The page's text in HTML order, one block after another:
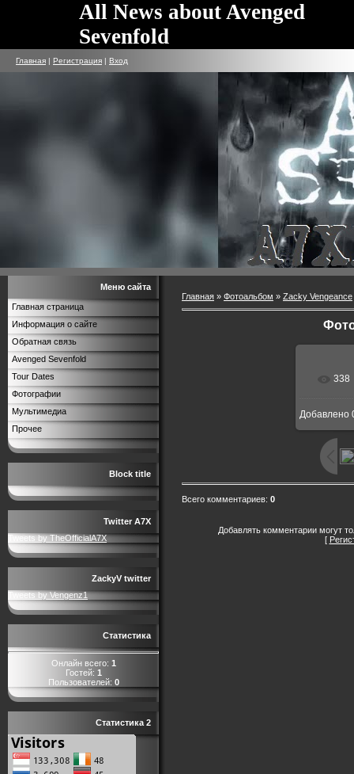
All News about Avenged
Sevenfold
Главная | Регистрация | Вход
Меню сайта
Главная страница
Информация о сайте
Обратная связь
Avenged Sevenfold
Tour Dates
Фотографии
Мультимедиа
Прочее
Block title
Twitter A7X
Tweets by TheOfficialA7X
ZackyV twitter
Tweets by Vengenz1
Статистика
Онлайн всего: 1
Гостей: 1
Пользователей: 0
Статистика 2
Главная » Фотоальбом » Zacky Vengeance
В
338
Добавлено
Всего комментариев: 0
Добавлять комментарии могут
[